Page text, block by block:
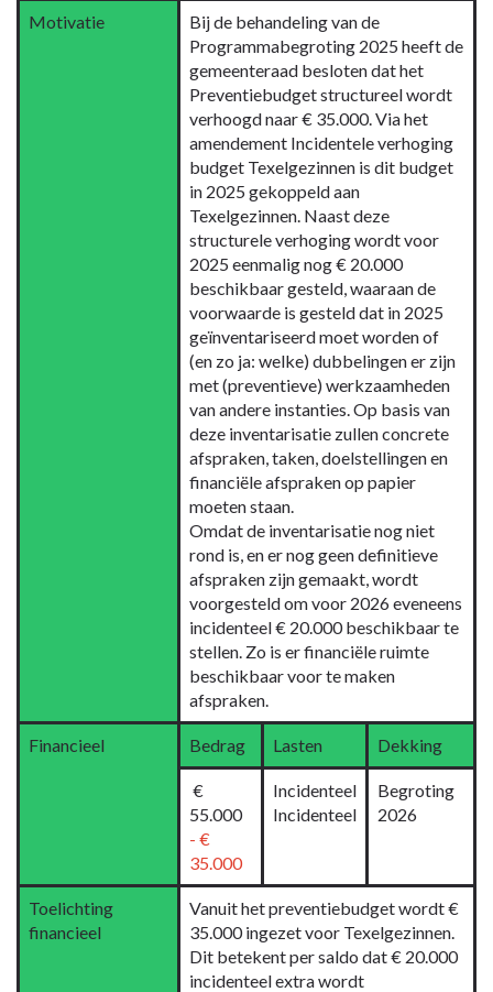
Motivatie
Bij de behandeling van de
Programmabegroting 2025 heeft de
gemeenteraad besloten dat het
Preventiebudget structureel wordt
verhoogd naar € 35.000. Via het
amendement Incidentele verhoging
budget Texelgezinnen is dit budget
in 2025 gekoppeld aan
Texelgezinnen. Naast deze
structurele verhoging wordt voor
2025 eenmalig nog € 20.000
beschikbaar gesteld, waaraan de
voorwaarde is gesteld dat in 2025
geïnventariseerd moet worden of
(en zo ja: welke) dubbelingen er zijn
met (preventieve) werkzaamheden
van andere instanties. Op basis van
deze inventarisatie zullen concrete
afspraken, taken, doelstellingen en
financiële afspraken op papier
moeten staan.
Omdat de inventarisatie nog niet
rond is, en er nog geen definitieve
afspraken zijn gemaakt, wordt
voorgesteld om voor 2026 eveneens
incidenteel € 20.000 beschikbaar te
stellen. Zo is er financiële ruimte
beschikbaar voor te maken
afspraken.
Financieel Bedrag Lasten Dekking
€
55.000
- €
35.000
Incidenteel
Incidenteel
Begroting
2026
Toelichting
financieel
Vanuit het preventiebudget wordt €
35.000 ingezet voor Texelgezinnen.
Dit betekent per saldo dat € 20.000
incidenteel extra wordt